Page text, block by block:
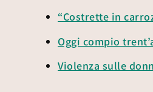
“Costrette in
Oggi compio
Violenza sulle